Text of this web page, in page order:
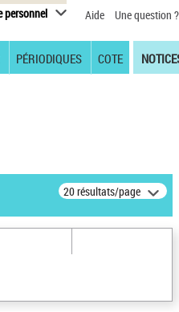
personnel Aide Une question ?
PÉRIODIQUES COTE
20 résultats/page